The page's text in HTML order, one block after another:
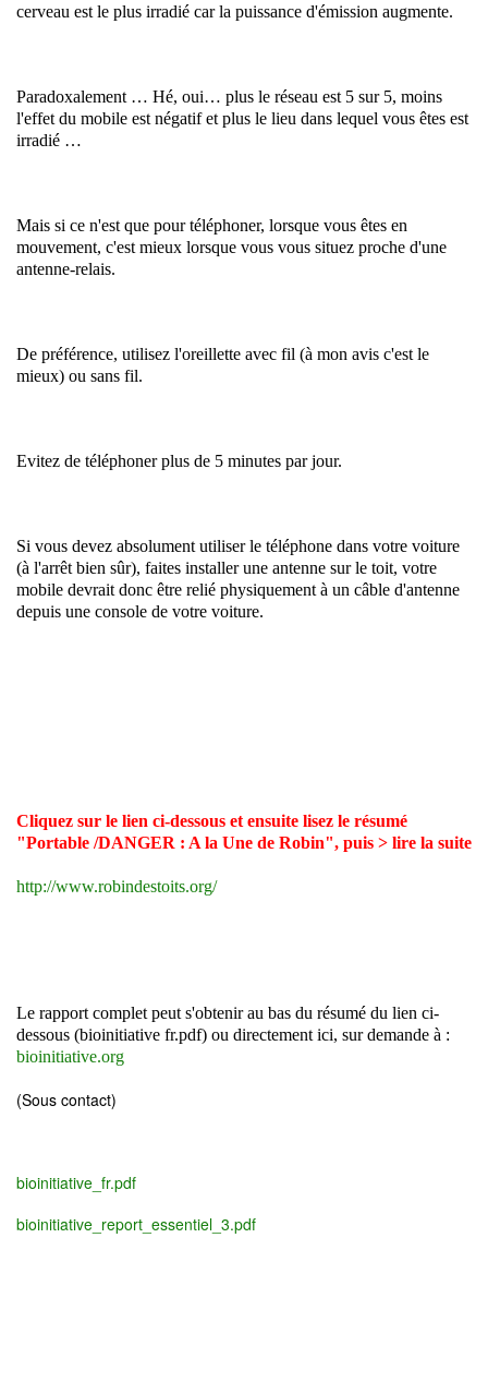
cerveau est le plus irradié car la puissance d'émission augmente.
Paradoxalement … Hé, oui… plus le réseau est 5 sur 5, moins
l'effet du mobile est négatif et plus le lieu dans lequel vous êtes est
irradié …
Mais si ce n'est que pour téléphoner, lorsque vous êtes en
mouvement, c'est mieux lorsque vous vous situez proche d'une
antenne-relais.
De préférence, utilisez l'oreillette avec fil (à mon avis c'est le
mieux) ou sans fil.
Evitez de téléphoner plus de 5 minutes par jour.
Si vous devez absolument utiliser le téléphone dans votre voiture
(à l'arrêt bien sûr), faites installer une antenne sur le toit, votre
mobile devrait donc être relié physiquement à un câble d'antenne
depuis une console de votre voiture.
Cliquez sur le lien ci-dessous et ensuite lisez le résumé
"Portable /DANGER : A la Une de Robin", puis > lire la suite
http://www.robindestoits.org/
Le rapport complet peut s'obtenir au bas du résumé du lien ci-
dessous (bioinitiative fr.pdf) ou directement ici, sur demande à :
bioinitiative.org
(Sous contact)
bioinitiative_fr.pdf
bioinitiative_report_essentiel_3.pdf